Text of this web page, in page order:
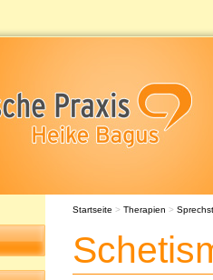
Startseite > Therapien >